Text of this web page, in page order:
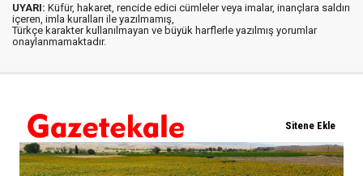
UYARI: Küfür, hakaret, rencide edici cümleler veya imalar, inançlara saldırı
içeren, imla kuralları ile yazılmamış,
Türkçe karakter kullanılmayan ve büyük harflerle yazılmış yorumlar
onaylanmamaktadır.